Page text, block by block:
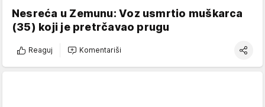
Nesreća u Zemunu: Voz usmrtio muškarca
(35) koji je pretrčavao prugu
Reaguj Komentariši